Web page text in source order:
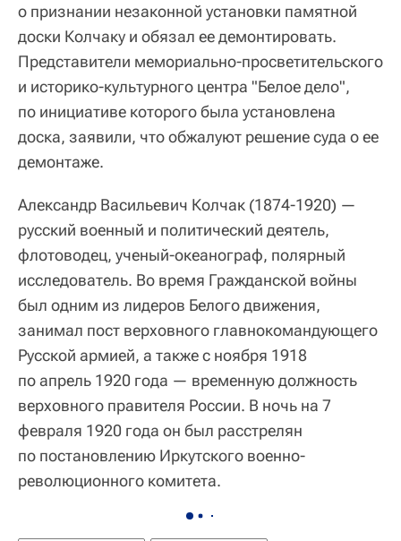
о признании незаконной установки памятной
доски Колчаку и обязал ее демонтировать.
Представители мемориально-просветительского
и историко-культурного центра "Белое дело",
по инициативе которого была установлена
доска, заявили, что обжалуют решение суда о ее
демонтаже.
Александр Васильевич Колчак (1874-1920) —
русский военный и политический деятель,
флотоводец, ученый-океанограф, полярный
исследователь. Во время Гражданской войны
был одним из лидеров Белого движения,
занимал пост верховного главнокомандующего
Русской армией, а также с ноября 1918
по апрель 1920 года — временную должность
верховного правителя России. В ночь на 7
февраля 1920 года он был расстрелян
по постановлению Иркутского военно-
революционного комитета.